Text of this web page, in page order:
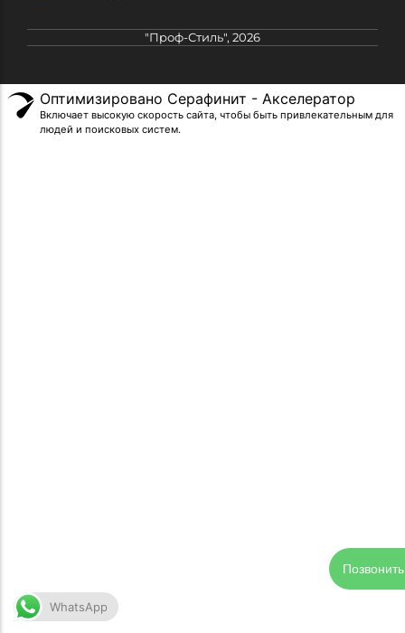
"Проф-Стиль", 2026
Позвонить
WhatsApp
Оптимизировано Серафинит - Акселератор
Включает высокую скорость сайта, чтобы быть привлекательным для
людей и поисковых систем.